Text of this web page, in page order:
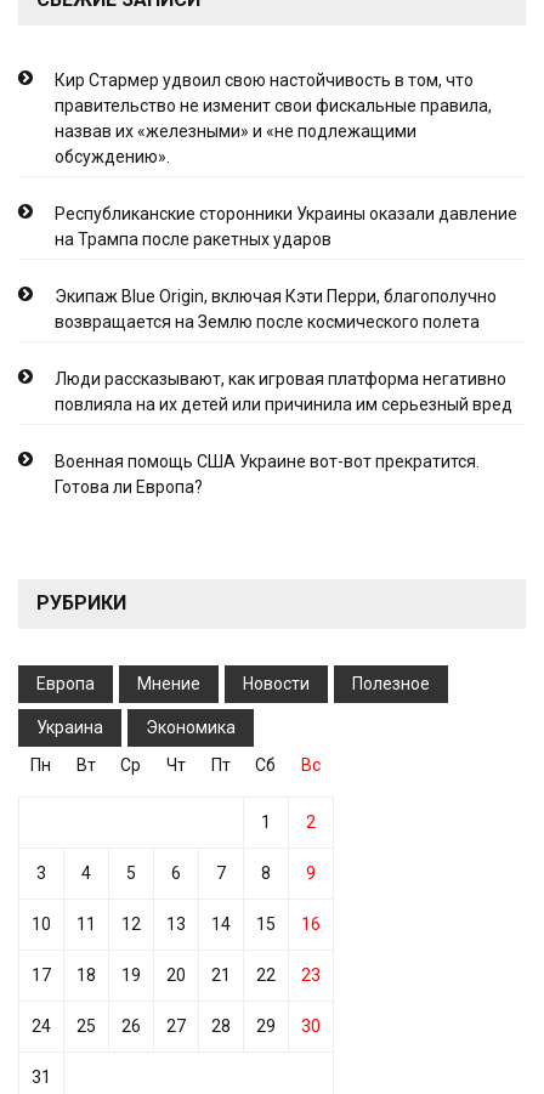
Кир Стармер удвоил свою настойчивость в том, что
правительство не изменит свои фискальные правила,
назвав их «железными» и «не подлежащими
обсуждению».
Республиканские сторонники Украины оказали давление
на Трампа после ракетных ударов
Экипаж Blue Origin, включая Кэти Перри, благополучно
возвращается на Землю после космического полета
Люди рассказывают, как игровая платформа негативно
повлияла на их детей или причинила им серьезный вред
Военная помощь США Украине вот-вот прекратится.
Готова ли Европа?
РУБРИКИ
Европа Мнение Новости Полезное
Украина
Экономика
Пн
Вт Ср Чт Пт Сб Вс
1 2
3 4 5 6 7 8 9
10 11 12 13 14 15 16
17 18 19 20 21 22 23
24 25 26 27 28 29 30
31